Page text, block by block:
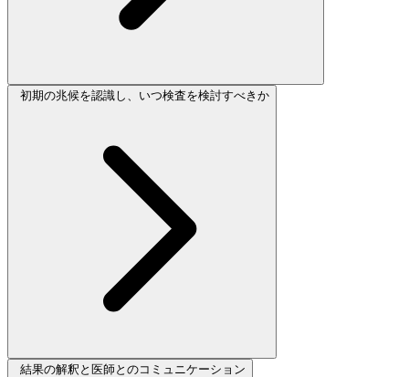
初期の兆候を認識し、いつ検査を検討すべきか
結果の解釈と医師とのコミュニケーション